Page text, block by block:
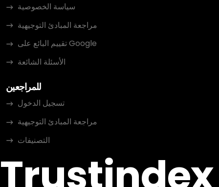
سياسة الخصوصية
مراجعة المبادئ التوجيهية
تقييم البائع على Google
الأسئلة الشائعة
للمراجعين
تسجيل الدخول
مراجعة المبادئ التوجيهية
التصنيفات
Trustindex